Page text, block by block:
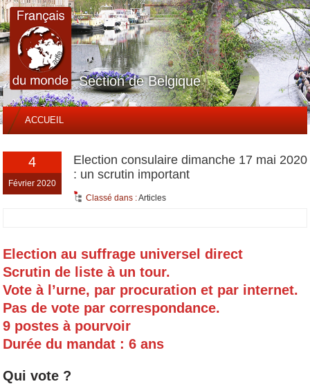
Section de Belgique
ACCUEIL
4
Février 2020
Election consulaire dimanche 17 mai 2020
: un scrutin important
Classé dans :Articles
Election au suffrage universel direct
Scrutin de liste à un tour.
Vote à l’urne, par procuration et par internet.
Pas de vote par correspondance.
9 postes à pourvoir
Durée du mandat : 6 ans
Qui vote ?